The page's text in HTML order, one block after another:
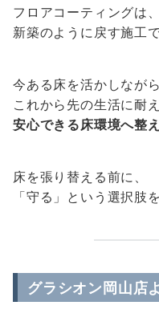
フロアコーティングは、
新築のように戻す施工
今ある床を活かしながら
これから先の生活に耐
安心できる床環境へ整
床を張り替える前に、
「守る」という選択肢
グラシオン岡山店